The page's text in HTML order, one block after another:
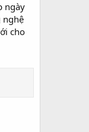
ngày
nghệ
cho